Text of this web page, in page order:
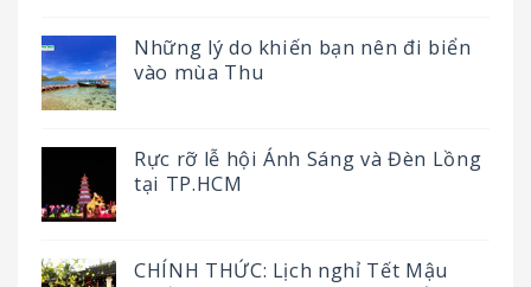
Những lý do khiến bạn nên đi biển
vào mùa Thu
Rực rỡ lễ hội Ánh Sáng và Đèn Lồng
tại TP.HCM
CHÍNH THỨC: Lịch nghỉ Tết Mậu